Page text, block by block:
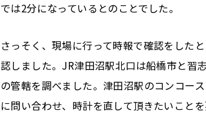
では2分になっているとのことでした。
さっそく、現場に行って時報で確認をした
認しました。JR津田沼駅北口は船橋市と
の管轄を調べました。津田沼駅のコンコー
に問い合わせ、時計を直して頂きたいことを